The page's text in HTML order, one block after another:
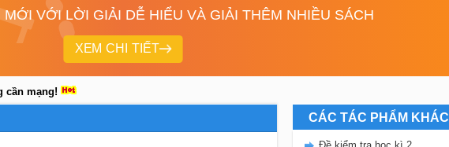
VỚI LỜI GIẢI DỄ HIỂU VÀ GIẢI THÊM NHIỀU SÁCH
XEM CHI TIẾT
cần mạng!
CÁC TÁC PHẨM KHÁC